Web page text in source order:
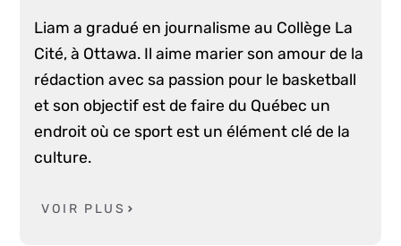
Liam a gradué en journalisme au Collège La
Cité, à Ottawa. Il aime marier son amour de la
rédaction avec sa passion pour le basketball
et son objectif est de faire du Québec un
endroit où ce sport est un élément clé de la
culture.
VOIR PLUS